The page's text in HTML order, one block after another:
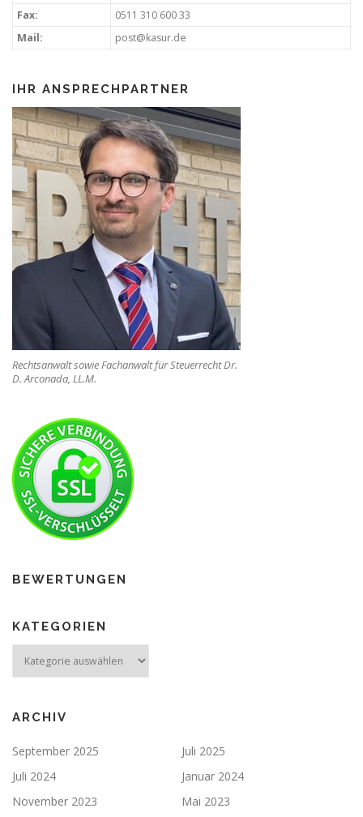
Fax:
0511 310 600 33
Mail:
post@kasur.de
IHR ANSPRECHPARTNER
Rechtsanwalt sowie Fachanwalt für Steuerrecht Dr.
D. Arconada, LL.M.
BEWERTUNGEN
KATEGORIEN
ARCHIV
September 2025
Juli 2025
Juli 2024
Januar 2024
November 2023
Mai 2023